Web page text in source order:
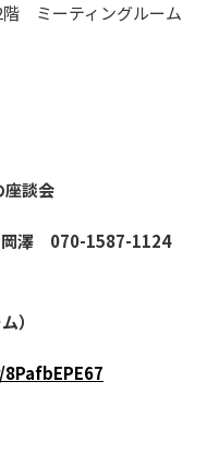
ミーティングルーム
座談会
澤 070-1587-1124
）